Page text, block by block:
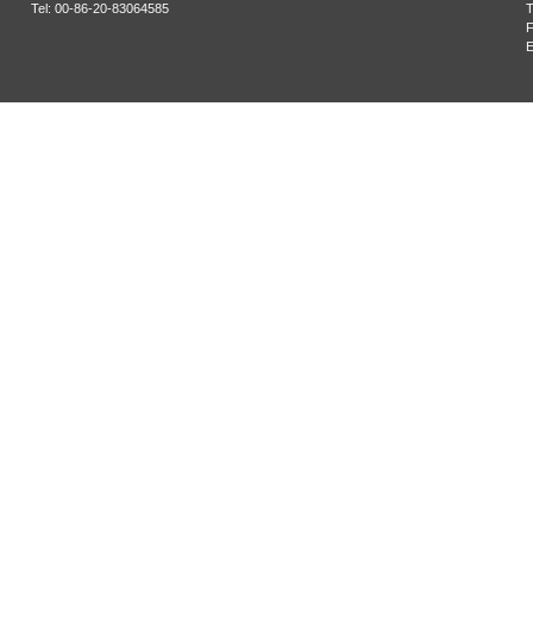
Tel: 00-86-20-83064585